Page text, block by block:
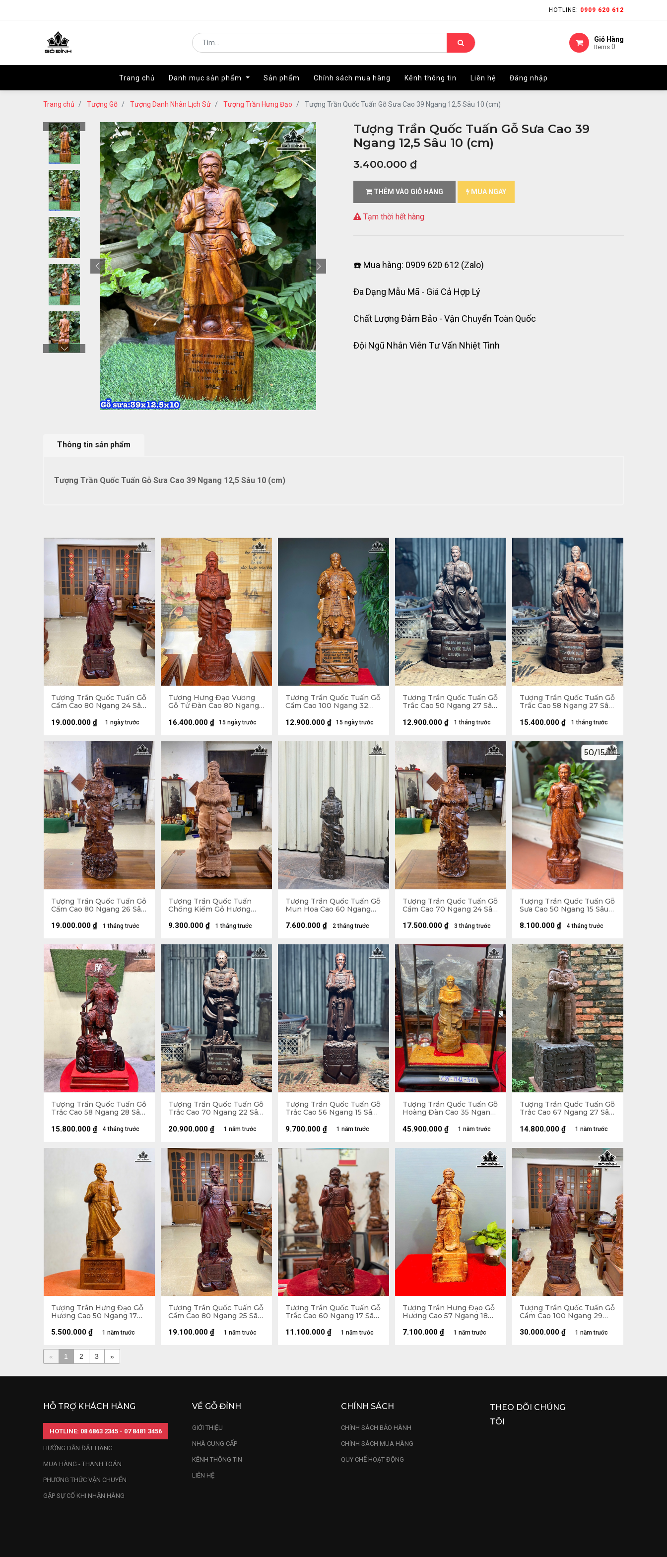
HOTLINE: 0909 620 612
Giỏ Hàng
Items 0
Trang chủ Danh mục sản phẩm Sản phẩm Chính sách mua hàng Kênh thông tin Liên hệ Đăng nhập
HOTLINE: 0909 620 612
Giỏ Hàng
Items 0
Trang chủ Danh mục sản phẩm Sản phẩm Chính sách mua hàng Kênh thông tin Liên hệ Đăng nhập
Trang chủ Tượng Gỗ Tượng Danh Nhân Lịch Sử Tượng Trần Hưng Đạo Tượng Trần Quốc Tuấn Gỗ Sưa Cao 39 Ngang 12,5 Sâu 10 (cm)
Tượng Trần Quốc Tuấn Gỗ Sưa Cao 39
Ngang 12,5 Sâu 10 (cm)
3.400.000 ₫
THÊM VÀO GIỎ HÀNG MUA NGAY
Tạm thời hết hàng
☎️ Mua hàng: 0909 620 612 (Zalo)
Đa Dạng Mẫu Mã - Giá Cả Hợp Lý
Chất Lượng Đảm Bảo - Vận Chuyển Toàn Quốc
Đội Ngũ Nhân Viên Tư Vấn Nhiệt Tình
Thông tin sản phẩm
Tượng Trần Quốc Tuấn Gỗ Sưa Cao 39 Ngang 12,5 Sâu 10 (cm)
Tượng Trần Quốc Tuấn Gỗ
Cẩm Cao 80 Ngang 24 Sâu
1 ngày trước
19.000.000 ₫
Tượng Hưng Đạo Vương
Gỗ Tử Đàn Cao 80 Ngang
15 ngày trước
16.400.000 ₫
Tượng Trần Quốc Tuấn Gỗ
Cẩm Cao 100 Ngang 32
15 ngày trước
12.900.000 ₫
Tượng Trần Quốc Tuấn Gỗ
Trắc Cao 50 Ngang 27 Sâu
1 tháng trước
12.900.000 ₫
Tượng Trần Quốc Tuấn Gỗ
Trắc Cao 58 Ngang 27 Sâu
1 tháng trước
15.400.000 ₫
Tượng Trần Quốc Tuấn Gỗ
Cẩm Cao 80 Ngang 26 Sâu
1 tháng trước
19.000.000 ₫
Tượng Trần Quốc Tuấn
Chống Kiếm Gỗ Hương
(cm)
1 tháng trước
9.300.000 ₫
Tượng Trần Quốc Tuấn Gỗ
Mun Hoa Cao 60 Ngang
2 tháng trước
7.600.000 ₫
Tượng Trần Quốc Tuấn Gỗ
Cẩm Cao 70 Ngang 24 Sâu
3 tháng trước
17.500.000 ₫
Tượng Trần Quốc Tuấn Gỗ
Sưa Cao 50 Ngang 15 Sâu
4 tháng trước
8.100.000 ₫
Tượng Trần Quốc Tuấn Gỗ
Trắc Cao 58 Ngang 28 Sâu
Kỷ Cao 71 (cm)
4 tháng trước
15.800.000 ₫
Tượng Trần Quốc Tuấn Gỗ
Trắc Cao 70 Ngang 22 Sâu
1 năm trước
20.900.000 ₫
Tượng Trần Quốc Tuấn Gỗ
Trắc Cao 56 Ngang 15 Sâu
1 năm trước
9.700.000 ₫
Tượng Trần Quốc Tuấn Gỗ
Hoàng Đàn Cao 35 Ngang
1 năm trước
45.900.000 ₫
Tượng Trần Quốc Tuấn Gỗ
Trắc Cao 67 Ngang 27 Sâu
1 năm trước
14.800.000 ₫
Tượng Trần Hưng Đạo Gỗ
Hương Cao 50 Ngang 17
1 năm trước
5.500.000 ₫
Tượng Trần Quốc Tuấn Gỗ
Cẩm Cao 80 Ngang 25 Sâu
1 năm trước
19.100.000 ₫
Tượng Trần Quốc Tuấn Gỗ
Trắc Cao 60 Ngang 17 Sâu
1 năm trước
11.100.000 ₫
Tượng Trần Hưng Đạo Gỗ
Hương Cao 57 Ngang 18
1 năm trước
7.100.000 ₫
Tượng Trần Quốc Tuấn Gỗ
Cẩm Cao 100 Ngang 29
1 năm trước
30.000.000 ₫
« 1 2 3 »
HỖ TRỢ KHÁCH HÀNG
HOTLINE: 08 6863 2345 - 07 8481 3456
HƯỚNG DẪN ĐẶT HÀNG
MUA HÀNG - THANH TOÁN
PHƯƠNG THỨC VẬN CHUYỂN
GẶP SỰ CỐ KHI NHẬN HÀNG
VỀ GỖ ĐỈNH
GIỚI THIỆU
NHÀ CUNG CẤP
KÊNH THÔNG TIN
LIÊN HỆ
CHÍNH SÁCH
CHÍNH SÁCH BẢO HÀNH
CHÍNH SÁCH MUA HÀNG
QUY CHẾ HOẠT ĐỘNG
THEO DÕI CHÚNG
TÔI